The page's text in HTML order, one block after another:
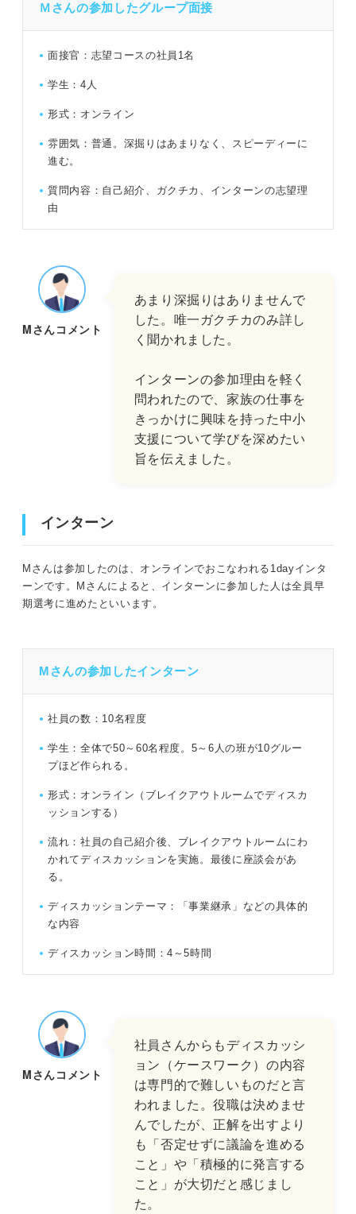
Ｍさんの参加したグループ面接
面接官：志望コースの社員1名
学生：4人
形式：オンライン
雰囲気：普通。深掘りはあまりなく、スピーディーに
進む。
質問内容：自己紹介、ガクチカ、インターンの志望理
由
Mさんコメント
あまり深掘りはありませんで
した。唯一ガクチカのみ詳し
く聞かれました。
インターンの参加理由を軽く
問われたので、家族の仕事を
きっかけに興味を持った中小
支援について学びを深めたい
旨を伝えました。
インターン
Mさんは参加したのは、オンラインでおこなわれる1dayインタ
ーンです。Mさんによると、インターンに参加した人は全員早
期選考に進めたといいます。
Mさんの参加したインターン
社員の数：10名程度
学生：全体で50～60名程度。5～6人の班が10グルー
プほど作られる。
形式：オンライン（ブレイクアウトルームでディスカ
ッションする）
流れ：社員の自己紹介後、ブレイクアウトルームにわ
かれてディスカッションを実施。最後に座談会があ
る。
ディスカッションテーマ：「事業継承」などの具体的
な内容
ディスカッション時間：4～5時間
Mさんコメント
社員さんからもディスカッシ
ョン（ケースワーク）の内容
は専門的で難しいものだと言
われました。役職は決めませ
んでしたが、正解を出すより
も「否定せずに議論を進める
こと」や「積極的に発言する
こと」が大切だと感じまし
た。